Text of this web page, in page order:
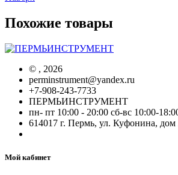
Похожие товары
© , 2026
perminstrument@yandex.ru
+7-908-243-7733
ПЕРМЬИНСТРУМЕНТ
пн- пт 10:00 - 20:00 сб-вс 10:00-
614017 г. Пермь, ул. Куфонина, дом
Мой кабинет